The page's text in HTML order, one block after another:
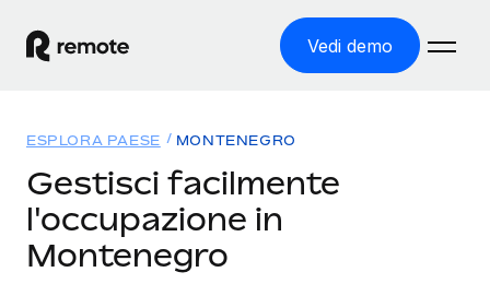
Vedi demo
ASSUMI NEL MONDO
Global Payroll
Soluzioni
COPERTURA GLOBALE
Tariffe
ESPLORA PAESE MONTENEGRO
Gestisci facilmente
l'occupazione in
Montenegro